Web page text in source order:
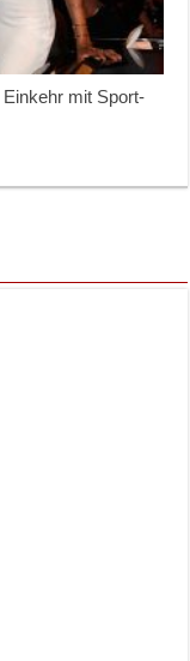
mit Sport-